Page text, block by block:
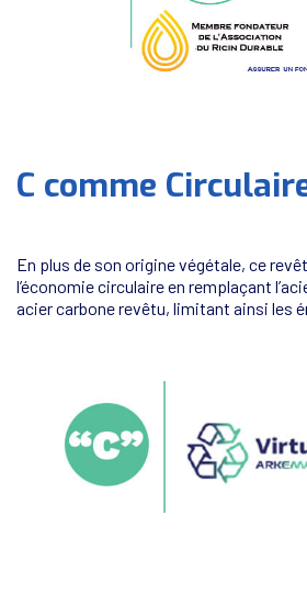
C comme
En plus de son origine végétale, ce
l’économie circulaire en remplaçant
acier carbone revêtu, limitant ainsi les